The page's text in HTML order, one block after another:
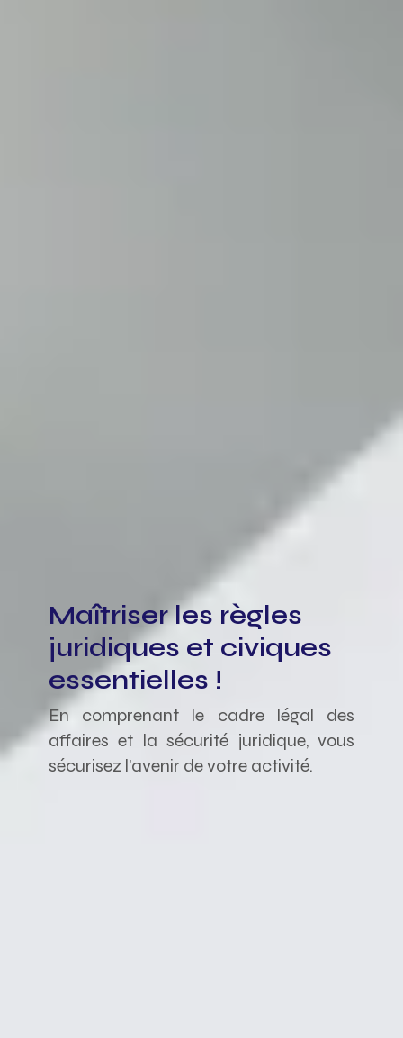
Maîtriser les règles
juridiques et civiques
essentielles !
En comprenant le cadre légal des
affaires et la sécurité juridique, vous
sécurisez l’avenir de votre activité.